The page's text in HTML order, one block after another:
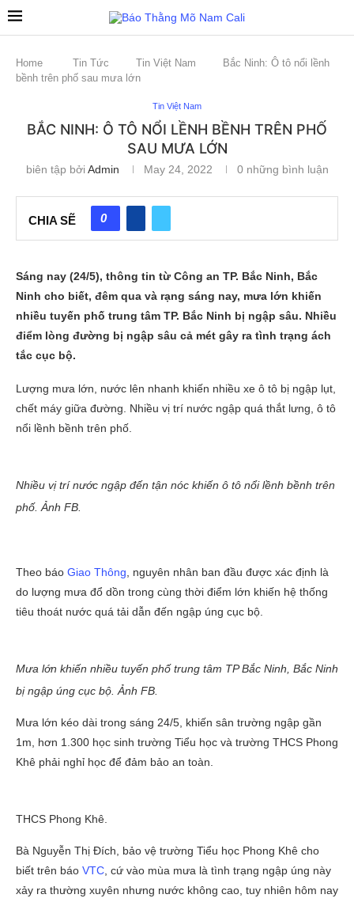
Home Tin Tức Tin Việt Nam
Bắc Ninh: Ô tô nổi lềnh
bềnh trên phố sau mưa lớn
Tin Việt Nam
BẮC NINH: Ô TÔ NỔI LỀNH BỀNH TRÊN PHỐ
SAU MƯA LỚN
biên tập bởi Admin May 24, 2022 0 những bình luận
CHIA SẼ 0
Sáng nay (24/5), thông tin từ Công an TP. Bắc Ninh, Bắc
Ninh cho biết, đêm qua và rạng sáng nay, mưa lớn khiến
nhiều tuyến phố trung tâm TP. Bắc Ninh bị ngập sâu. Nhiều
điểm lòng đường bị ngập sâu cả mét gây ra tình trạng ách
tắc cục bộ.
Lượng mưa lớn, nước lên nhanh khiến nhiều xe ô tô bị ngập lụt,
chết máy giữa đường. Nhiều vị trí nước ngập quá thắt lưng, ô tô
nổi lềnh bềnh trên phố.
Nhiều vị trí nước ngập đến tận nóc khiến ô tô nổi lềnh bềnh trên
phố. Ảnh FB.
Theo báo Giao Thông , nguyên nhân ban đầu được xác định là
do lượng mưa đổ dồn trong cùng thời điểm lớn khiến hệ thống
tiêu thoát nước quá tải dẫn đến ngập úng cục bộ.
Mưa lớn khiến nhiều tuyến phố trung tâm TP Bắc Ninh, Bắc Ninh
bị ngập úng cục bộ. Ảnh FB.
Mưa lớn kéo dài trong sáng 24/5, khiến sân trường ngập gần
1m, hơn 1.300 học sinh trường Tiểu học và trường THCS Phong
Khê phải nghỉ học để đảm bảo an toàn.
THCS Phong Khê.
Bà Nguyễn Thị Đích, bảo vệ trường Tiểu học Phong Khê cho
biết trên báo VTC , cứ vào mùa mưa là tình trạng ngập úng này
xảy ra thường xuyên nhưng nước không cao, tuy nhiên hôm nay